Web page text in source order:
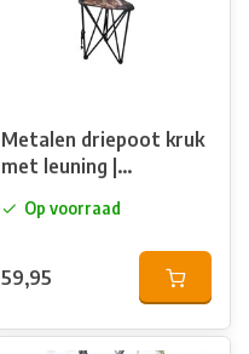
Metalen driepoot kruk
met leuning |
Op voorraad
59,95